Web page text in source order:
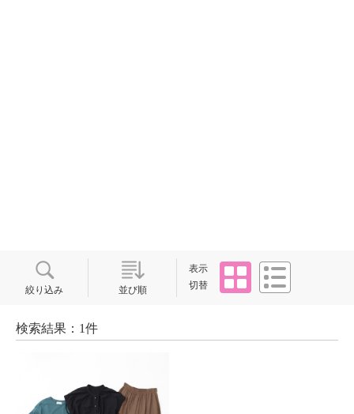
絞り込み 並び順
表示
切替
タイル
検索結果：1件